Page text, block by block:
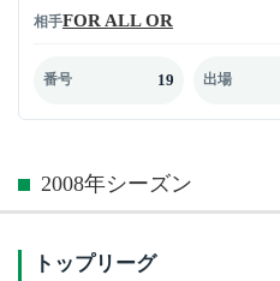
相手FOR ALL OR
番号 19 出場
2008年シーズン
トップリーグ